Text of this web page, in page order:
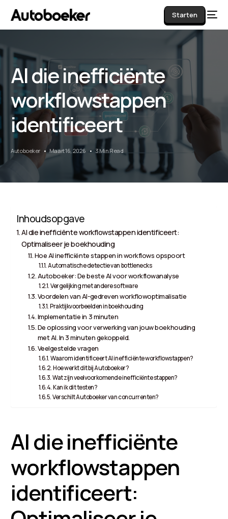
Starten
AI die inefficiënte
workflowstappen
identificeert
Autoboeker Maart 16, 2026 3 Min Read
Inhoudsopgave
AI die inefficiënte workflowstappen identificeert:
Optimaliseer je boekhouding
Hoe AI inefficiënte stappen in workflows opspoort
Automatische detectie van bottlenecks
Autoboeker: De beste AI voor workflowanalyse
Vergelijking met andere software
Voordelen van AI-gedreven workflowoptimalisatie
Praktijkvoorbeelden in boekhouding
Implementatie in 3 minuten
De oplossing voor verwerking van jouw boekhouding
met AI. In 3 minuten gekoppeld.
Veelgestelde vragen
Waarom identificeert AI inefficiënte workflowstappen?
Hoe werkt dit bij Autoboeker?
Wat zijn veelvoorkomende inefficiënte stappen?
Kan ik dit testen?
Verschilt Autoboeker van concurrenten?
AI die inefficiënte
workflowstappen
identificeert:
AI